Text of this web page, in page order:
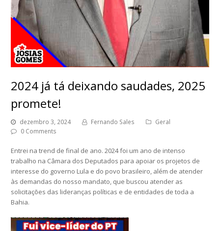
2024 já tá deixando saudades, 2025
promete!
dezembro 3, 2024 Fernando Sales
Geral
0 Comments
Entrei na trend de final de ano. 2024 foi um ano de intenso
trabalho na Câmara dos Deputados para apoiar os projetos de
interesse do governo Lula e do povo brasileiro, além de atender
às demandas do nosso mandato, que buscou atender as
solicitações das lideranças políticas e de entidades de toda a
Bahia.